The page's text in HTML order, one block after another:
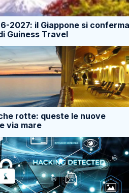
2027: il Giappone si conferma
Guiness Travel
rotte: queste le nuove
via mare